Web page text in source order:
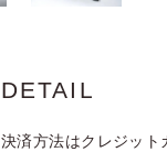
DETAIL
決済方法はクレジット